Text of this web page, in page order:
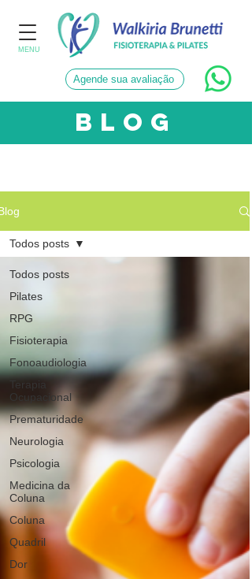
MENU
Agende sua avaliação
blog
Todos posts
Pilates
RPG
Fisioterapia
Fonoaudiologia
Terapia
Ocupacional
Prematuridade
Neurologia
Psicologia
Medicina da
Coluna
Coluna
Quadril
Dor
Todos posts